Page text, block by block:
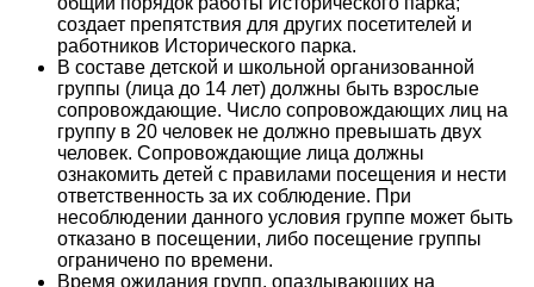
создает препятствия для других посетителей и
работников Исторического парка.
В составе детской и школьной организованной
группы (лица до 14 лет) должны быть взрослые
сопровождающие. Число сопровождающих лиц на
группу в 20 человек не должно превышать двух
человек. Сопровождающие лица должны
ознакомить детей с правилами посещения и нести
ответственность за их соблюдение. При
несоблюдении данного условия группе может быть
отказано в посещении, либо посещение группы
ограничено по времени.
Время ожидания групп, опаздывающих на